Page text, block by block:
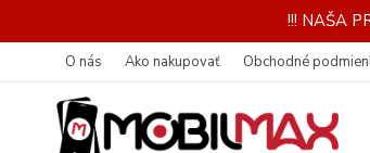
!!! NAŠA
O nás Ako nakupovať Obchodné